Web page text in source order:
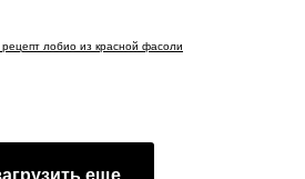
рецепт лобио из красной фасоли